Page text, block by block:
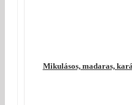
Mikulásos, madaras,